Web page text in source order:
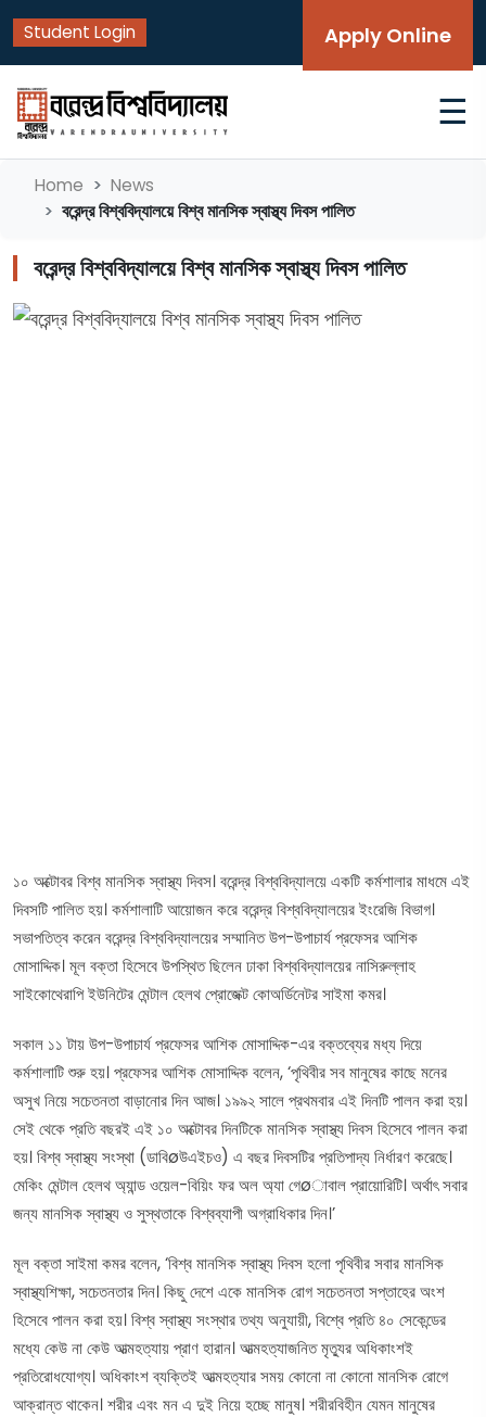
Student Login Apply Online
☰
Home News
বরেন্দ্র বিশ্ববিদ্যালয়ে বিশ্ব মানসিক স্বাস্থ্য দিবস পালিত
বরেন্দ্র বিশ্ববিদ্যালয়ে বিশ্ব মানসিক স্বাস্থ্য দিবস পালিত
১০ অক্টোবর বিশ্ব মানসিক স্বাস্থ্য দিবস। বরেন্দ্র বিশ্ববিদ্যালয়ে একটি কর্মশালার মাধমে এই
দিবসটি পালিত হয়। কর্মশালাটি আয়োজন করে বরেন্দ্র বিশ্ববিদ্যালয়ের ইংরেজি বিভাগ।
সভাপতিত্ব করেন বরেন্দ্র বিশ্ববিদ্যালয়ের সম্মানিত উপ-উপাচার্য প্রফেসর আশিক
মোসাদ্দিক। মূল বক্তা হিসেবে উপস্থিত ছিলেন ঢাকা বিশ্ববিদ্যালয়ের নাসিরুল্লাহ
সাইকোথেরাপি ইউনিটের মেন্টাল হেলথ প্রোজেক্ট কোঅর্ডিনেটর সাইমা কমর।
সকাল ১১ টায় উপ-উপাচার্য প্রফেসর আশিক মোসাদ্দিক-এর বক্তব্যের মধ্য দিয়ে
কর্মশালাটি শুরু হয়। প্রফেসর আশিক মোসাদ্দিক বলেন, ‘পৃথিবীর সব মানুষের কাছে মনের
অসুখ নিয়ে সচেতনতা বাড়ানোর দিন আজ। ১৯৯২ সালে প্রথমবার এই দিনটি পালন করা হয়।
সেই থেকে প্রতি বছরই এই ১০ অক্টোবর দিনটিকে মানসিক স্বাস্থ্য দিবস হিসেবে পালন করা
হয়। বিশ্ব স্বাস্থ্য সংস্থা (ডাবিøউএইচও) এ বছর দিবসটির প্রতিপাদ্য নির্ধারণ করেছে।
মেকিং মেন্টাল হেলথ অ্যান্ড ওয়েল-বিয়িং ফর অল অ্যা গেøাবাল প্রায়োরিটি। অর্থাৎ সবার
জন্য মানসিক স্বাস্থ্য ও সুস্থতাকে বিশ্বব্যাপী অগ্রাধিকার দিন।’
মূল বক্তা সাইমা কমর বলেন, ‘বিশ্ব মানসিক স্বাস্থ্য দিবস হলো পৃথিবীর সবার মানসিক
স্বাস্থ্যশিক্ষা, সচেতনতার দিন। কিছু দেশে একে মানসিক রোগ সচেতনতা সপ্তাহের অংশ
হিসেবে পালন করা হয়। বিশ্ব স্বাস্থ্য সংস্থার তথ্য অনুযায়ী, বিশ্বে প্রতি ৪০ সেকেন্ডের
মধ্যে কেউ না কেউ আত্মহত্যায় প্রাণ হারান। আত্মহত্যাজনিত মৃত্যুর অধিকাংশই
প্রতিরোধযোগ্য। অধিকাংশ ব্যক্তিই আত্মহত্যার সময় কোনো না কোনো মানসিক রোগে
আক্রান্ত থাকেন। শরীর এবং মন এ দুই নিয়ে হচ্ছে মানুষ। শরীরবিহীন যেমন মানুষের